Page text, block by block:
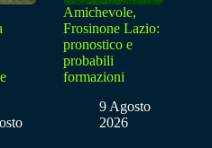
Amichevole,
Frosinone Lazio:
pronostico e
probabili
formazioni
9 Agosto
2026